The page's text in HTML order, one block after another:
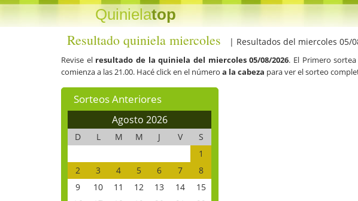
Quinielatop
Resultado quiniela miercoles | Resultados del miercoles 05/
Revise el resultado de la quiniela del miercoles 05/08/2026. El Primero
comienza a las 21.00. Hacé click en el número a la cabeza para ver el sorteo
Sorteos Anteriores
Agosto 2026
D L M M J V
S
1
2
3 4 5 6 7
8
9
10 11 12 13 14
15